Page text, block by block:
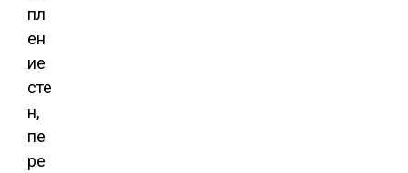
пл
ен
ие
сте
н,
пе
ре